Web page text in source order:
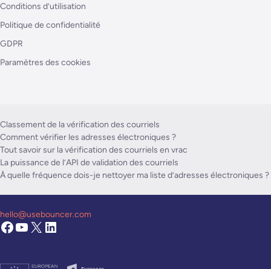
Conditions d’utilisation
Politique de confidentialité
GDPR
Paramètres des cookies
Classement de la vérification des courriels
Comment vérifier les adresses électroniques ?
Tout savoir sur la vérification des courriels en vrac
La puissance de l’API de validation des courriels
À quelle fréquence dois-je nettoyer ma liste d’adresses électroniques ?
hello@usebouncer.com